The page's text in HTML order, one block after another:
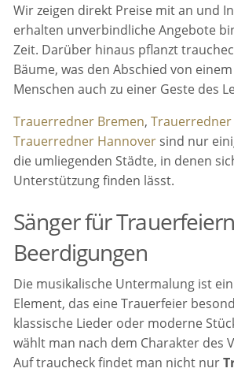
Wir zeigen direkt Preise mit an und
erhalten unverbindliche Angebote
Zeit. Darüber hinaus pflanzt
Bäume, was den Abschied von
Menschen auch zu einer Geste des
Trauerredner Bremen,
Trauerredner Hannover sind nur
die umliegenden Städte, in denen
Unterstützung finden lässt.
Sänger für
Beerdigungen
Die musikalische Untermalung ist
Element, das eine Trauerfeier
klassische Lieder oder moderne
wählt man nach dem Charakter des
Auf traucheck findet man nicht nur